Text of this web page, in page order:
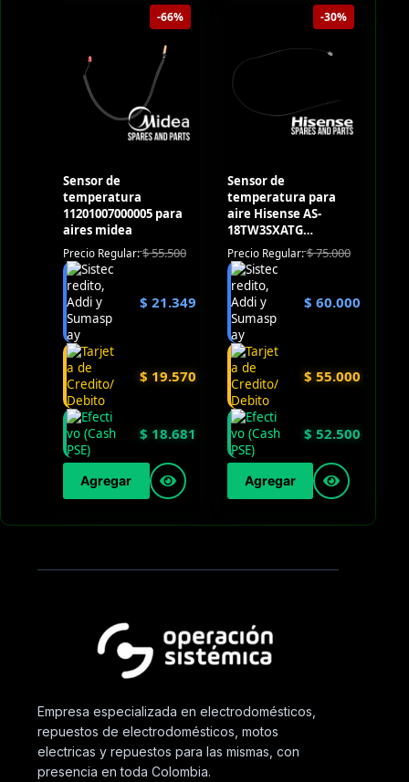
-66%
Sensor de
temperatura
11201007000005 para
aires midea
Precio Regular:$55.500
$ 21.349
$ 19.570
$ 18.681
Agregar
-30%
Sensor de
temperatura para
aire Hisense AS-
18TW3SXATG
(Outdoor)
Precio Regular:$75.000
$ 60.000
$ 55.000
$ 52.500
Agregar
Empresa especializada en electrodomésticos,
repuestos de electrodomésticos, motos
electricas y repuestos para las mismas, con
presencia en toda Colombia.